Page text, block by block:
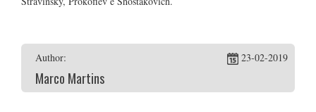
Author:
Marco Martins
23-02-2019